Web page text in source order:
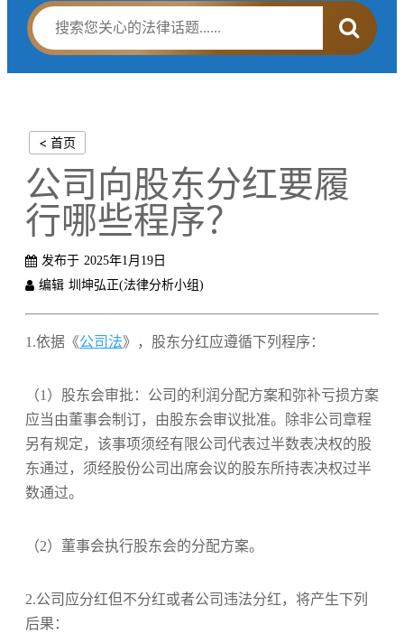
< 首页
公司向股东分红要履
行哪些程序？
发布于 2025年1月19日
编辑 圳坤弘正(法律分析小组)
1.依据《公司法》，股东分红应遵循下列程序：
（1）股东会审批：公司的利润分配方案和弥补亏损方案
应当由董事会制订，由股东会审议批准。除非公司章程
另有规定，该事项须经有限公司代表过半数表决权的股
东通过，须经股份公司出席会议的股东所持表决权过半
数通过。
（2）董事会执行股东会的分配方案。
2.公司应分红但不分红或者公司违法分红，将产生下列
后果：